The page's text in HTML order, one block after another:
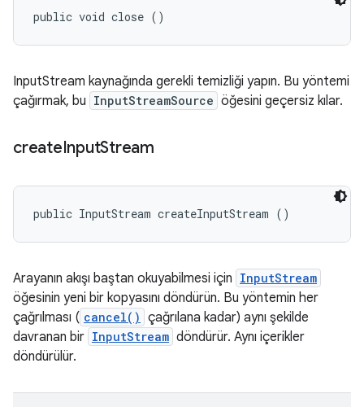
public void close ()
InputStream kaynağında gerekli temizliği yapın. Bu yöntemi
çağırmak, bu InputStreamSource öğesini geçersiz kılar.
createInputStream
public InputStream createInputStream ()
Arayanın akışı baştan okuyabilmesi için InputStream
öğesinin yeni bir kopyasını döndürün. Bu yöntemin her
çağrılması ( cancel() çağrılana kadar) aynı şekilde
davranan bir InputStream döndürür. Aynı içerikler
döndürülür.